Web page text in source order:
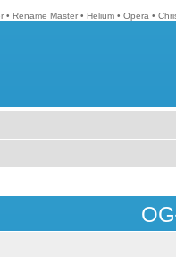
• Rename Master • Helium • Opera •